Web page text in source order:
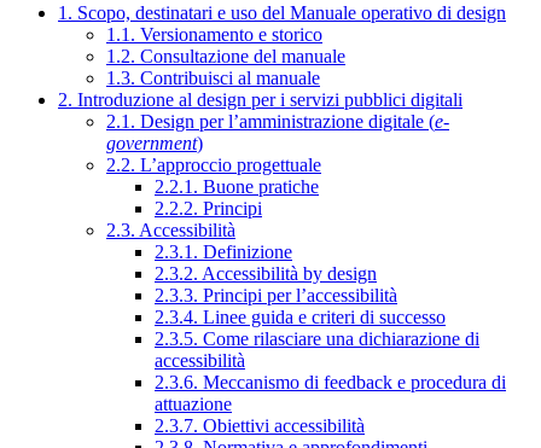
1. Scopo, destinatari e uso del Manuale operativo di design
1.1. Versionamento e storico
1.2. Consultazione del manuale
1.3. Contribuisci al manuale
2. Introduzione al design per i servizi pubblici digitali
2.1. Design per l’amministrazione digitale (e-
government)
2.2. L’approccio progettuale
2.2.1. Buone pratiche
2.2.2. Principi
2.3. Accessibilità
2.3.1. Definizione
2.3.2. Accessibilità by design
2.3.3. Principi per l’accessibilità
2.3.4. Linee guida e criteri di successo
2.3.5. Come rilasciare una dichiarazione di
accessibilità
2.3.6. Meccanismo di feedback e procedura di
attuazione
2.3.7. Obiettivi accessibilità